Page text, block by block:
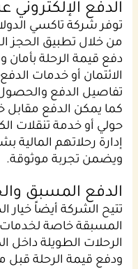
الدفع الإلكتروني
توفر شركة تاكسي
من خلال تطبيق الحجز
دفع قيمة الرحلة
الائتمان أو خدمات
تفاصيل الدفع والحصول
كما يمكن الدفع
حولي أو خدمة تنقلات
إدارة رحلاتهم المالية
ويضمن تجربة موثوقة.
الدفع المسبق
تتيح الشركة أيضاً خيار
المسبقة خاصة
الرحلات الطويلة داخل
ودفع قيمة الرحلة قبل